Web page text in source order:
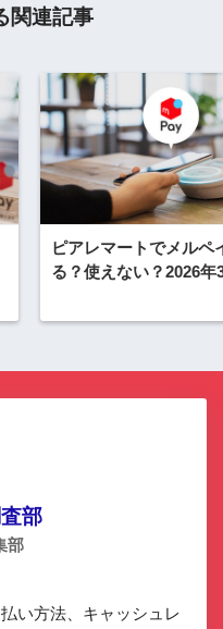
関連記事
ピアレマートでメルペ
る？使えない？2026年
部
部
い方法、キャッシュレ